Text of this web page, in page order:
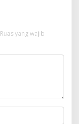
Ruas yang wajib